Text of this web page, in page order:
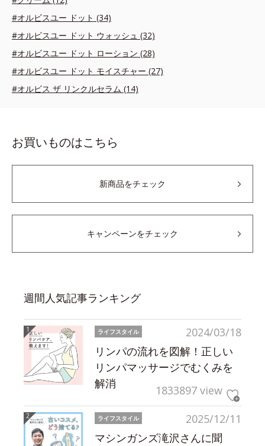
#オルビスユー ドット (34)
#オルビスユー ドット ウォッシュ (32)
#オルビスユー ドット ローション (28)
#オルビスユー ドット モイスチャー (27)
#オルビス ザ リンクルセラム (14)
お買いものはこちら
新商品をチェック
キャンペーンをチェック
週間人気記事ランキング
2024/03/18
ライフスタイル
リンパの流れを図解！正しい
リンパマッサージでむくみを
解消
1833897 view
2025/12/11
ライフスタイル
マシンガンズ滝沢さんに聞